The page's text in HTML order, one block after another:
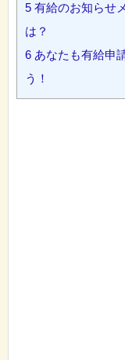
5 有給のお知らせ
は？
6 あなたも有給申
う！